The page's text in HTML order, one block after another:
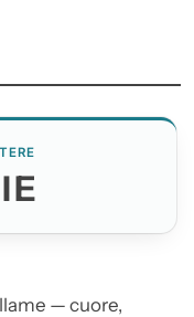
— cuore,